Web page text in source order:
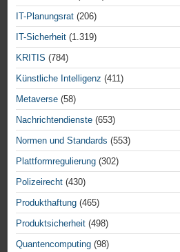
IT-Planungsrat (206)
IT-Sicherheit (1.319)
KRITIS (784)
Künstliche Intelligenz (411)
Metaverse (58)
Nachrichtendienste (653)
Normen und Standards (553)
Plattformregulierung (302)
Polizeirecht (430)
Produkthaftung (465)
Produktsicherheit (498)
Quantencomputing (98)